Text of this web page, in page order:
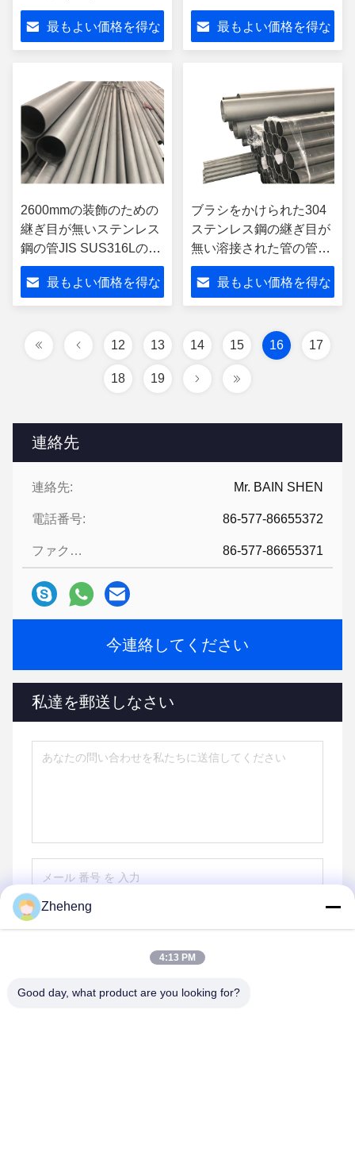
連絡先
連絡先: Mr. BAIN SHEN
電話番号: 86-577-86655372
ファクシミリ: 86-577-86655371
今連絡してください
私達を郵送しなさい
最もよい価格を得な 最もよい価格を得な
2600mmの装飾のための
継ぎ目が無いステンレス
鋼の管JIS SUS316Lの等
級
最もよい価格を得な
ブラシをかけられた304
ステンレス鋼の継ぎ目が
無い溶接された管の管
Sch 80 10インチ
最もよい価格を得な
12 13 14 15 16 17
18 19
Zheheng
4:13 PM
Good day, what product are you looking for?